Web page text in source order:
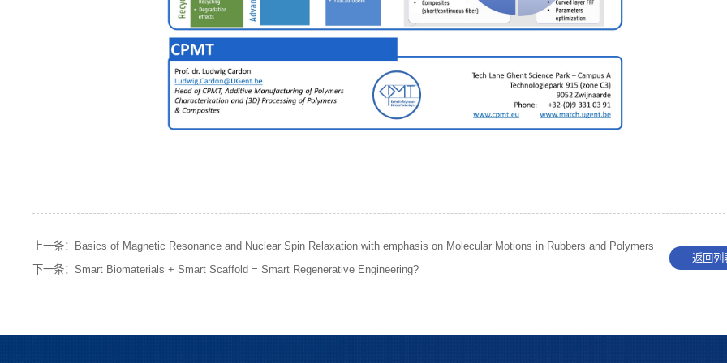
上一条：
Basics of Magnetic Resonance and Nuclear Spin Relaxation with emphasis on Molecular Motions in Rubbers and Polymers
下一条：Smart Biomaterials + Smart Scaffold = Smart Regenerative Engineering?
返回列